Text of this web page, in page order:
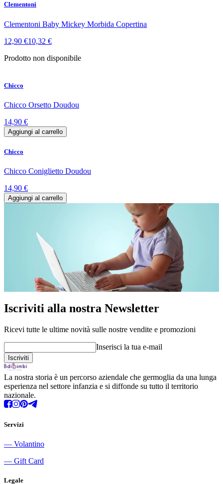
Clementoni
Clementoni Baby Mickey Morbida Copertina
12,90 €10,32 €
Prodotto non disponibile
Chicco
Chicco Orsetto Doudou
14,90 €
Aggiungi al carrello
Chicco
Chicco Coniglietto Doudou
14,90 €
Aggiungi al carrello
Iscriviti alla nostra Newsletter
Ricevi tutte le ultime novità sulle nostre vendite e promozioni
Inserisci la tua e-mail
La nostra storia è un percorso aziendale che germoglia da una lunga
esperienza nel settore infanzia e si diffonde su tutto il territorio
nazionale.
Servizi
― Volantino
― Gift Card
Legale